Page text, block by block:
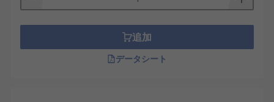
追加
データシート